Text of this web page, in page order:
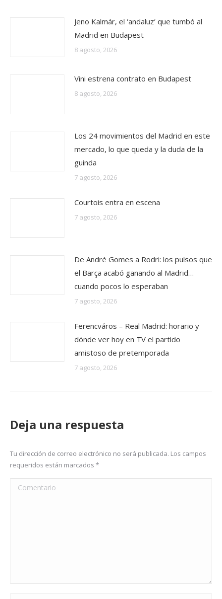
Jeno Kalmár, el ‘andaluz’ que tumbó al
Madrid en Budapest
8 agosto, 2026
Vini estrena contrato en Budapest
8 agosto, 2026
Los 24 movimientos del Madrid en este
mercado, lo que queda y la duda de la
guinda
7 agosto, 2026
Courtois entra en escena
7 agosto, 2026
De André Gomes a Rodri: los pulsos que
el Barça acabó ganando al Madrid…
cuando pocos lo esperaban
7 agosto, 2026
Ferencváros – Real Madrid: horario y
dónde ver hoy en TV el partido
amistoso de pretemporada
7 agosto, 2026
Deja una respuesta
Tu dirección de correo electrónico no será publicada. Los campos
requeridos están marcados *
Comentario